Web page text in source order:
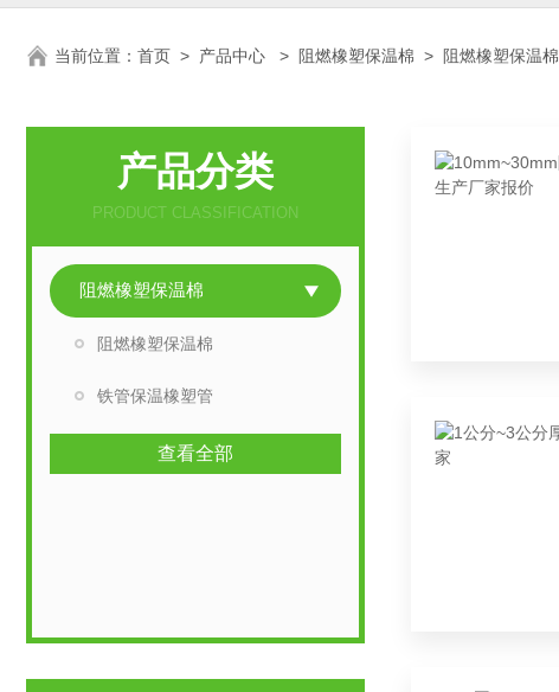
当前位置： 首页 > 产品中心 > 阻燃橡塑保温棉 > 阻燃橡塑保温棉
产品分类
PRODUCT CLASSIFICATION
阻燃橡塑保温棉
阻燃橡塑保温棉
铁管保温橡塑管
查看全部